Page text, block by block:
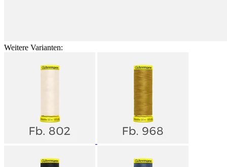
Weitere Varianten: